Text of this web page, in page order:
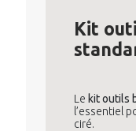
Kit
Le kit outils
l’essentiel
ciré.